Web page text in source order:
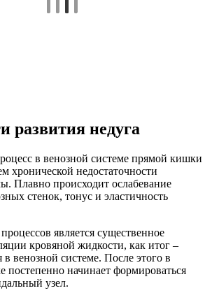
развития недуга
в венозной системе прямой кишки
хронической недостаточности
Плавно происходит ослабевание
стенок, тонус и эластичность
является существенное
кровяной жидкости, как итог –
в венозной системе. После этого в
постепенно начинает формироваться
узел.